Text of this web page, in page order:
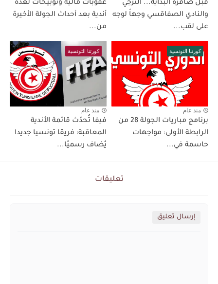
قبل صافرة البداية... الترجي
والنادي الصفاقسي وجهاً لوجه
على لقب...
عقوبات مالية وتوبيخات لعدة
أندية بعد أحداث الجولة الأخيرة
من...
كورتنا التونسية
منذ عام
برنامج مباريات الجولة 28 من
الرابطة الأولى: مواجهات
حاسمة في...
كورتنا التونسية
منذ عام
فيفا تُحدّث قائمة الأندية
المعاقبة: فريقا تونسيا جديدا
يُضاف رسميًا...
تعليقات
إرسال تعليق